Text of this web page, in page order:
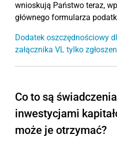
wnioskują Państwo teraz,
głównego formularza
Dodatek oszczędnościowy
załącznika VL tylko
Co to są
inwestycjami
może je otrzymać?